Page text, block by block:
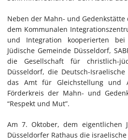
Neben der Mahn- und
dem Kommunalen
und Integration kooperierten
Jüdische Gemeinde Düsseldorf,
die Gesellschaft für christlich-
Düsseldorf, die Deutsch-Israelische
das Amt für Gleichstellung und
Förderkreis der Mahn- und
“Respekt und Mut”.
Am 7. Oktober, dem eigentlichen
Düsseldorfer Rathaus die israelische